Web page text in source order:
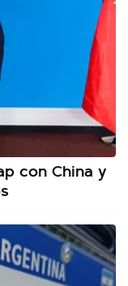
con China y